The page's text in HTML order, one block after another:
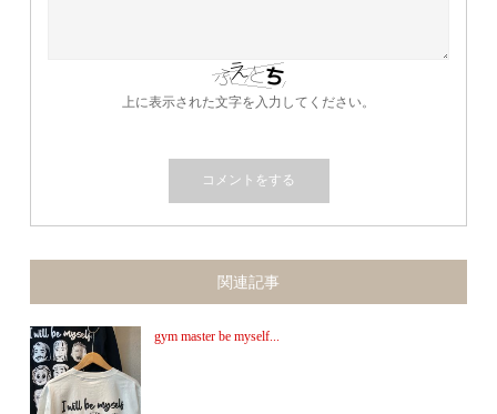
上に表示された文字を入力してください。
関連記事
gym master be myself...